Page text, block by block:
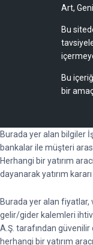
Art,
Bu
Bu
bir
Burada yer alan bilgiler
bankalar ile müşteri
Herhangi bir yatırım
dayanarak yatırım
Burada yer alan
gelir/gider kalemleri
A.Ş. tarafından
herhangi bir yatırım